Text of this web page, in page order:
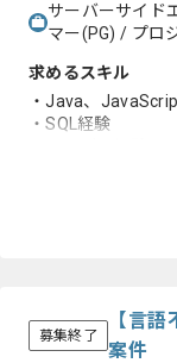
サーバーサイド
マー(PG) / プロ
求めるスキル
・Java、
・SQL経験
募集終了
【言語
案件